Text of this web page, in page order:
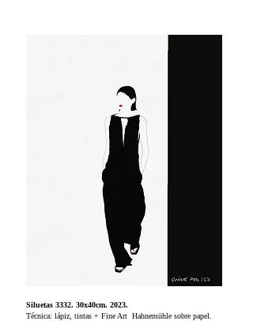
Siluetas 3332. 30x40cm. 2023.
Técnica: lápiz, tintas + Fine Art Hahnemühle sobre papel.